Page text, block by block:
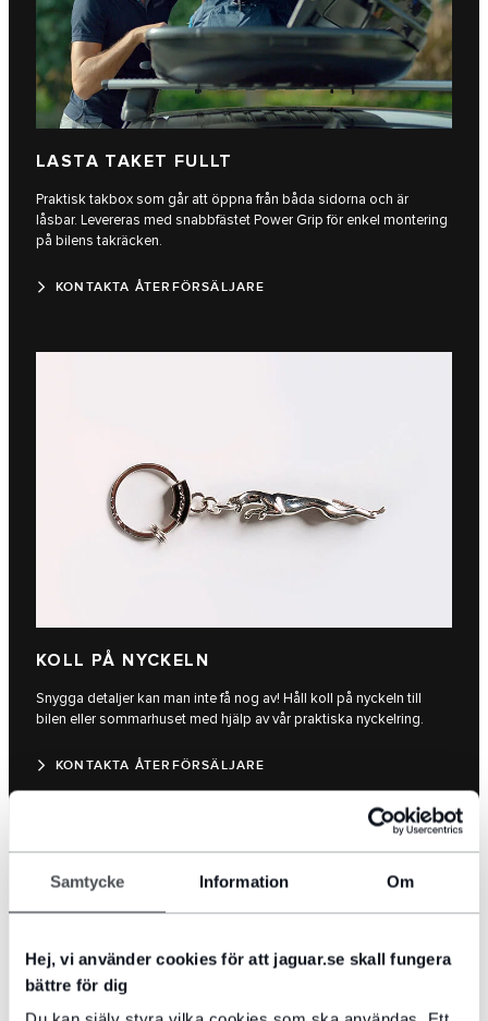
Samtycke Information Om
Hej, vi använder cookies för att jaguar.se skall fungera
bättre för dig
LASTA TAKET FULLT
Praktisk takbox som går att öppna från båda sidorna och är
låsbar. Levereras med snabbfästet Power Grip för enkel montering
på bilens takräcken.
KONTAKTA ÅTERFÖRSÄLJARE
KOLL PÅ NYCKELN
Snygga detaljer kan man inte få nog av! Håll koll på nyckeln till
bilen eller sommarhuset med hjälp av vår praktiska nyckelring.
KONTAKTA ÅTERFÖRSÄLJARE